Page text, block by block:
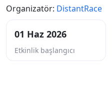
Organizatör: DistantRace
01 Haz 2026
Etkinlik başlangıcı